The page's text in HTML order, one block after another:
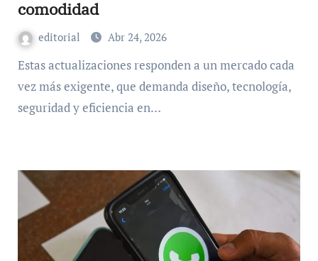
comodidad
editorial Abr 24, 2026
Estas actualizaciones responden a un mercado cada
vez más exigente, que demanda diseño, tecnología,
seguridad y eficiencia en…